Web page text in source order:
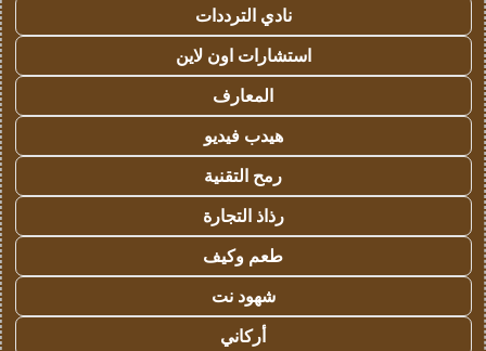
نادي الترددات
استشارات اون لاين
المعارف
هيدب فيديو
رمح التقنية
رذاذ التجارة
طعم وكيف
شهود نت
أركاني